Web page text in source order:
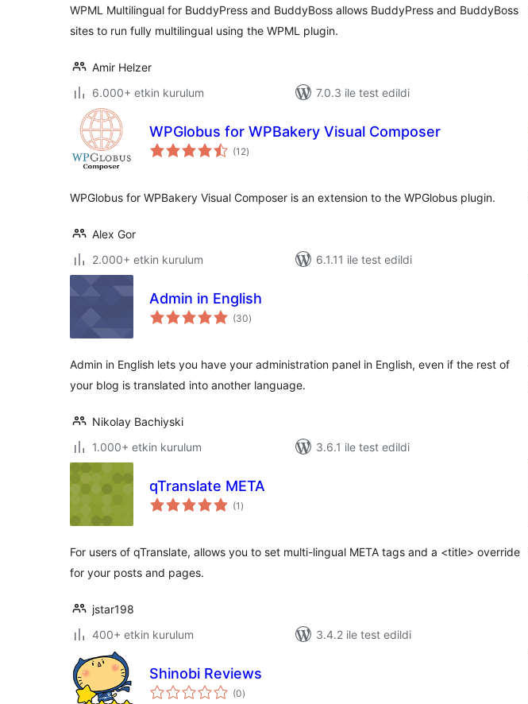
WPML Multilingual for BuddyPress and BuddyBoss allows BuddyPress and BuddyBoss
sites to run fully multilingual using the WPML plugin.
Amir Helzer
6.000+ etkin kurulum
7.0.3 ile test edildi
WPGlobus for WPBakery Visual Composer
(12toplam
puan
)
WPGlobus for WPBakery Visual Composer is an extension to the WPGlobus plugin.
Alex Gor
2.000+ etkin kurulum
6.1.11 ile test edildi
Admin in English
(30toplam
puan
)
Admin in English lets you have your administration panel in English, even if the rest of
your blog is translated into another language.
Nikolay Bachiyski
1.000+ etkin kurulum
3.6.1 ile test edildi
qTranslate META
(1 toplam
puan
)
For users of qTranslate, allows you to set multi-lingual META tags and a <title> override
for your posts and pages.
jstar198
400+ etkin kurulum
3.4.2 ile test edildi
Shinobi Reviews
(0toplam
puan
)